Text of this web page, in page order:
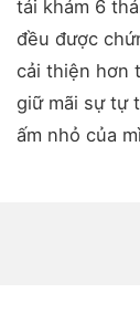
tái khám 6
đều được
cải thiện hơn
giữ mãi sự tự
ấm nhỏ của